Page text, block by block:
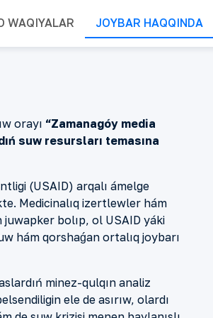
WAQIYALAR JOYBAR HAQQINDA
orayı “Zamanagóy media
suw resursları temasına
(USAID) arqalı ámelge
. Medicinalıq izertlewler hám
juwapker bolıp, ol USAID yáki
hámqorshaǵan ortalıq joybarı
minez-qulqın analiz
ele deasırıw, olardı